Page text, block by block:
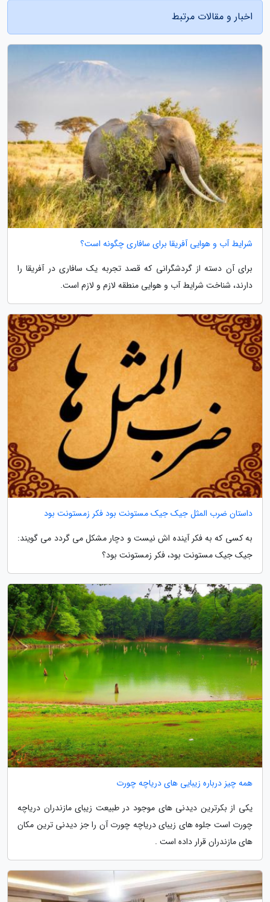
اخبار و مقالات مرتبط
شرایط آب و هوایی آفریقا برای سافاری چگونه است؟
برای آن دسته از گردشگرانی که قصد تجربه یک سافاری در آفریقا را
دارند، شناخت شرایط آب و هوایی منطقه لازم و لازم است.
داستان ضرب المثل جیک جیک مستونت بود فکر زمستونت بود
به کسی که به فکر آینده اش نیست و دچار مشکل می گردد می گویند:
جیک جیک مستونت بود، فکر زمستونت بود؟
همه چیز درباره زیبایی های دریاچه چورت
یکی از بکرترین دیدنی های موجود در طبیعت زیبای مازندران دریاچه
چورت است جلوه های زیبای دریاچه چورت آن را جز دیدنی ترین مکان
های مازندران قرار داده است .